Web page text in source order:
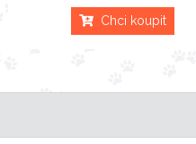
Chci koupit